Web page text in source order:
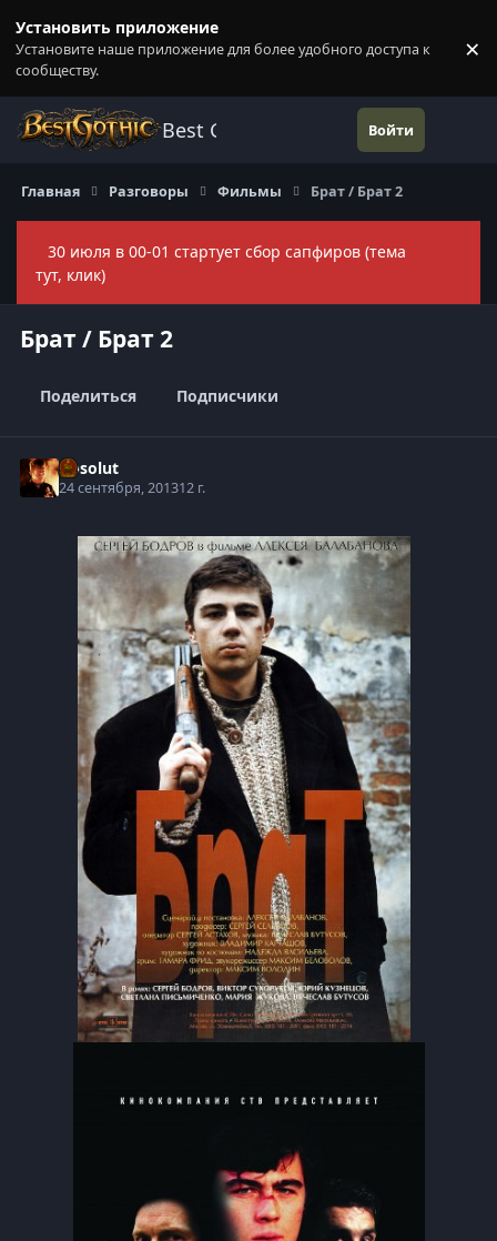
Установить приложение
Установите наше приложение для более удобного доступа к
сообществу.
×
Best Gothic Forums Войти
Главная Разговоры Фильмы Брат / Брат 2
30 июля в 00-01 стартует сбор сапфиров (тема
тут, клик)
Брат / Брат 2
Поделиться Подписчики
Absolut
24 сентября, 201312 г.